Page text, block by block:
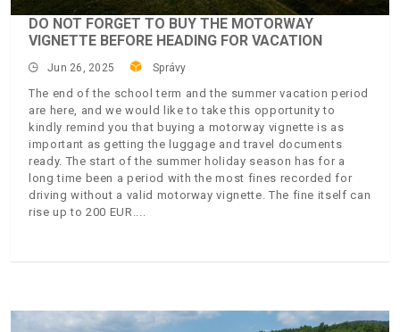
DO NOT FORGET TO BUY THE MOTORWAY
VIGNETTE BEFORE HEADING FOR VACATION
Jun 26, 2025 Správy
The end of the school term and the summer vacation period
are here, and we would like to take this opportunity to
kindly remind you that buying a motorway vignette is as
important as getting the luggage and travel documents
ready. The start of the summer holiday season has for a
long time been a period with the most fines recorded for
driving without a valid motorway vignette. The fine itself can
rise up to 200 EUR.